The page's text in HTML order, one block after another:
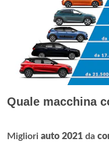
Quale macchina
Migliori auto 2021 da